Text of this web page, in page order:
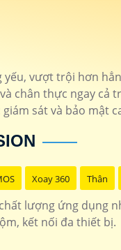
siêu nét thiết kế chắc
ngoại kbvision giá rẻ trọn
ban đêm độ phân giải cao
ban đêm kbvision
yếu, vượt trội hơn
chân thực ngay
sát và bảo mật
Xoay 360 Thân
lượng ứng dụng
kết nối đa thiết bị.